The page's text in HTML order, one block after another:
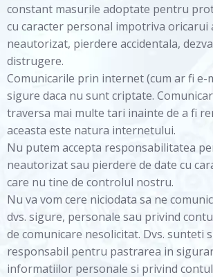
constant masurile adoptate pentru
cu caracter personal impotriva oricarui
neautorizat, pierdere accidentala,
distrugere.
Comunicarile prin internet (cum ar fi
sigure daca nu sunt criptate.
traversa mai multe tari inainte de a fi
aceasta este natura internetului.
Nu putem accepta responsabilitatea
neautorizat sau pierdere de date cu
care nu tine de controlul nostru.
Nu va vom cere niciodata sa ne
dvs. sigure, personale sau privind
de comunicare nesolicitat. Dvs. sunteti
responsabil pentru pastrarea in
informatiilor personale si privind